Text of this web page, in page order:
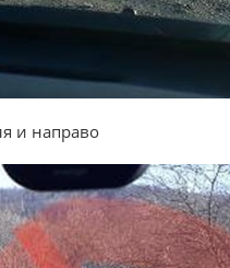
и направо